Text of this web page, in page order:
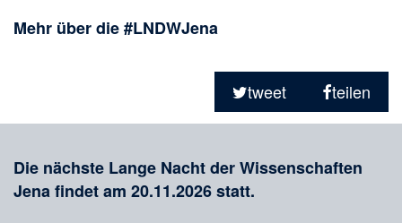
Mehr über die #LNDWJena
tweet
teilen
Die nächste Lange Nacht der Wissenschaften
Jena findet am 20.11.2026 statt.